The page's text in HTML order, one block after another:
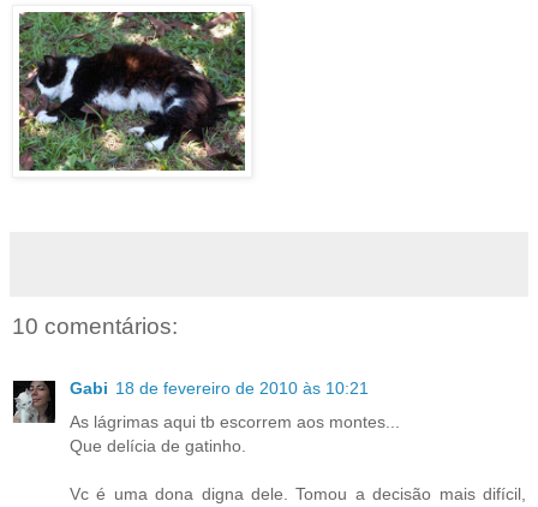
10 comentários:
Gabi 18 de fevereiro de 2010 às 10:21
As lágrimas aqui tb escorrem aos montes...
Que delícia de gatinho.
Vc é uma dona digna dele. Tomou a decisão mais difícil,